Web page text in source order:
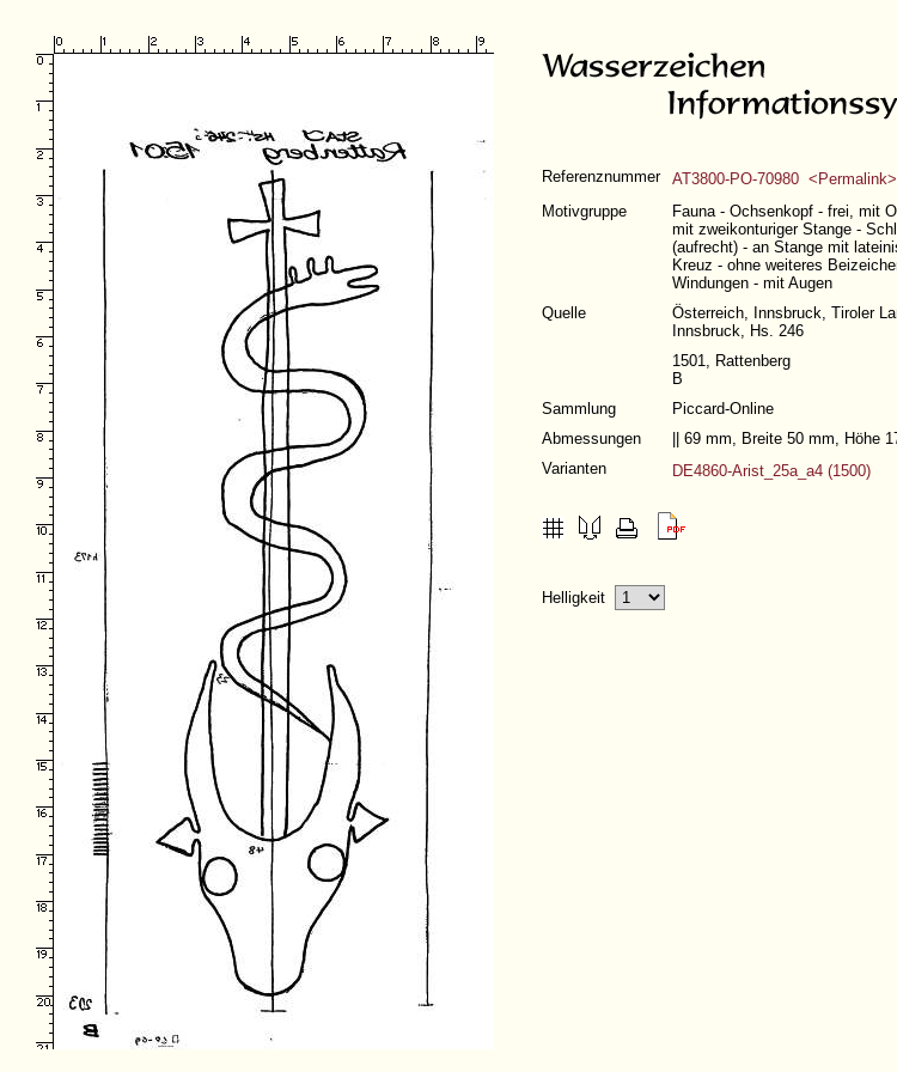
Referenznummer
AT3800-PO-70980 <Permalink>
Motivgruppe
Fauna - Ochsenkopf - frei, mit
mit zweikonturiger Stange -
(aufrecht) - an Stange mit
Kreuz - ohne weiteres
Windungen - mit Augen
Quelle
Österreich, Innsbruck, Tiroler
Innsbruck, Hs. 246
1501, Rattenberg
B
Sammlung
Piccard-Online
Abmessungen
|| 69 mm, Breite 50 mm, Höhe
Varianten
DE4860-Arist_25a_a4 (1500)
Helligkeit